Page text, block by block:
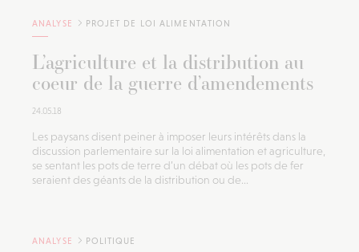
ANALYSE PROJET DE LOI ALIMENTATION
L’agriculture et la distribution au
coeur de la guerre d’amendements
24.05.18
Les paysans disent peiner à imposer leurs intérêts dans la
discussion parlementaire sur la loi alimentation et agriculture,
se sentant les pots de terre d’un débat où les pots de fer
seraient des géants de la distribution ou de...
ANALYSE POLITIQUE